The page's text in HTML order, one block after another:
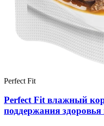
Perfect Fit
Perfect Fit влажный
поддержания здоровья